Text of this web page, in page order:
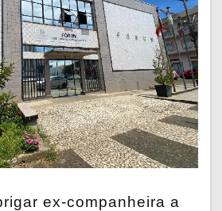
ex-companheira a